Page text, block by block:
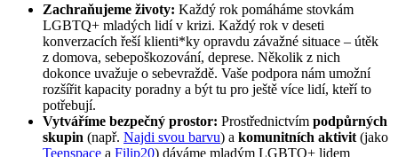
Zachraňujeme životy: Každý rok pomáháme stovkám
LGBTQ+ mladých lidí v krizi. Každý rok v deseti
konverzacích řeší klienti*ky opravdu závažné situace – útěk
z domova, sebepoškozování, deprese. Několik z nich
dokonce uvažuje o sebevraždě. Vaše podpora nám umožní
rozšířit kapacity poradny a být tu pro ještě více lidí, kteří to
potřebují.
Vytváříme bezpečný prostor: Prostřednictvím podpůrných
skupin (např. Najdi svou barvu) a komunitních aktivit (jako
Teenspace a Filip20) dáváme mladým LGBTQ+ lidem